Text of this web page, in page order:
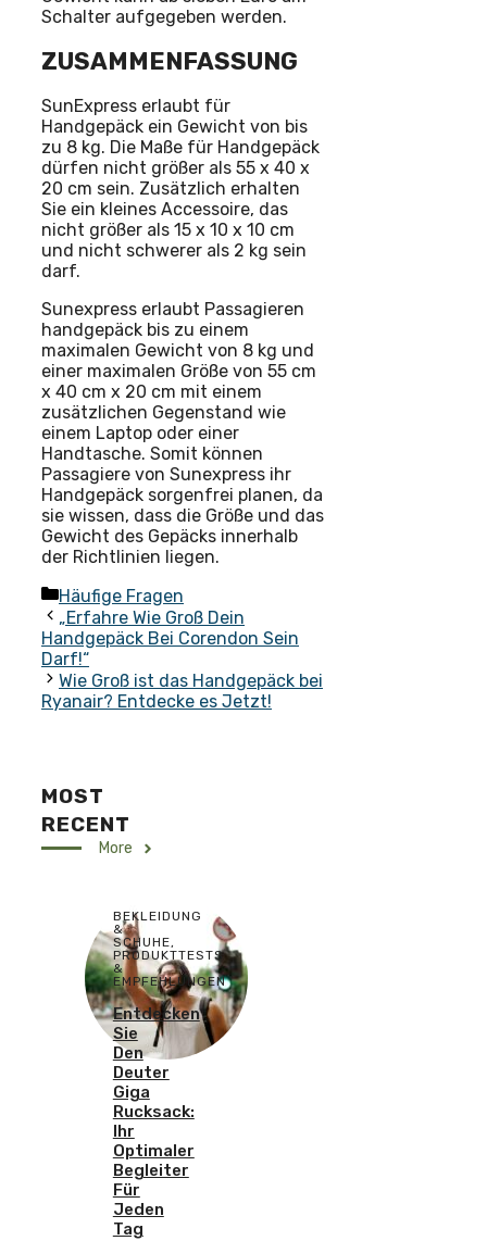
Schalter aufgegeben werden.
ZUSAMMENFASSUNG
SunExpress erlaubt für
Handgepäck ein Gewicht von bis
zu 8 kg. Die Maße für Handgepäck
dürfen nicht größer als 55 x 40 x
20 cm sein. Zusätzlich erhalten
Sie ein kleines Accessoire, das
nicht größer als 15 x 10 x 10 cm
und nicht schwerer als 2 kg sein
darf.
Sunexpress erlaubt Passagieren
handgepäck bis zu einem
maximalen Gewicht von 8 kg und
einer maximalen Größe von 55 cm
x 40 cm x 20 cm mit einem
zusätzlichen Gegenstand wie
einem Laptop oder einer
Handtasche. Somit können
Passagiere von Sunexpress ihr
Handgepäck sorgenfrei planen, da
sie wissen, dass die Größe und das
Gewicht des Gepäcks innerhalb
der Richtlinien liegen.
Kategorien
Häufige Fragen
„Erfahre Wie Groß Dein
Handgepäck Bei Corendon Sein
Darf!“
Wie Groß ist das Handgepäck bei
Ryanair? Entdecke es Jetzt!
MOST
RECENT
More
BEKLEIDUNG
&
SCHUHE,
PRODUKTTESTS
&
EMPFEHLUNGEN
Entdecken
Sie
Den
Deuter
Giga
Rucksack:
Ihr
Optimaler
Begleiter
Für
Jeden
Tag